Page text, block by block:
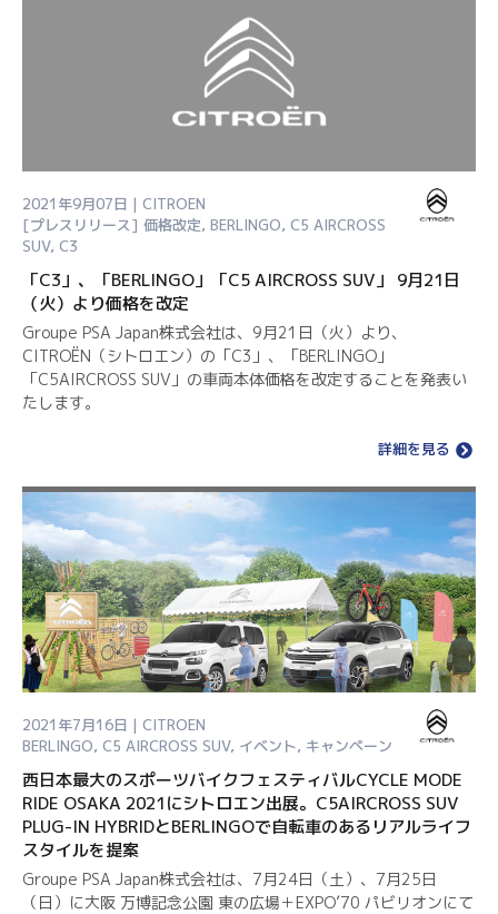
2021年9月07日 | CITROEN
[プレスリリース] 価格改定, BERLINGO, C5 AIRCROSS
SUV, C3
「C3」、「BERLINGO」「C5 AIRCROSS SUV」 9月21日
（火）より価格を改定
Groupe PSA Japan株式会社は、9月21日（火）より、
CITROËN（シトロエン）の「C3」、「BERLINGO」
「C5AIRCROSS SUV」の車両本体価格を改定することを発表い
たします。
詳細を見る
2021年7月16日 | CITROEN
BERLINGO, C5 AIRCROSS SUV, イベント, キャンペーン
西日本最大のスポーツバイクフェスティバルCYCLE MODE
RIDE OSAKA 2021にシトロエン出展。C5AIRCROSS SUV
PLUG-IN HYBRIDとBERLINGOで自転車のあるリアルライフ
スタイルを提案
Groupe PSA Japan株式会社は、7月24日（土）、7月25日
（日）に大阪 万博記念公園 東の広場＋EXPO’70 パビリオンにて